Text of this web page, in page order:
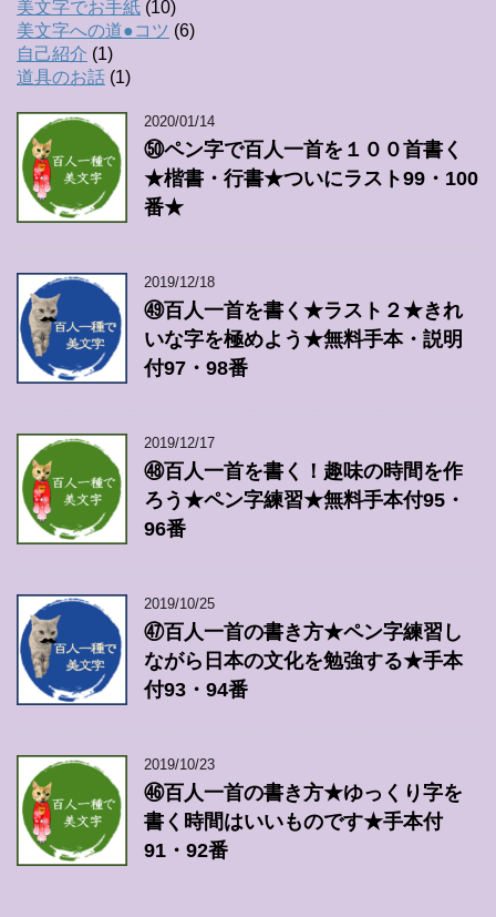
美文字でお手紙 (10)
美文字への道●コツ (6)
自己紹介 (1)
道具のお話 (1)
2020/01/14
㊿ペン字で百人一首を１００首書く
★楷書・行書★ついにラスト99・100
番★
2019/12/18
㊾百人一首を書く★ラスト２★きれ
いな字を極めよう★無料手本・説明
付97・98番
2019/12/17
㊽百人一首を書く！趣味の時間を作
ろう★ペン字練習★無料手本付95・
96番
2019/10/25
㊼百人一首の書き方★ペン字練習し
ながら日本の文化を勉強する★手本
付93・94番
2019/10/23
㊻百人一首の書き方★ゆっくり字を
書く時間はいいものです★手本付
91・92番